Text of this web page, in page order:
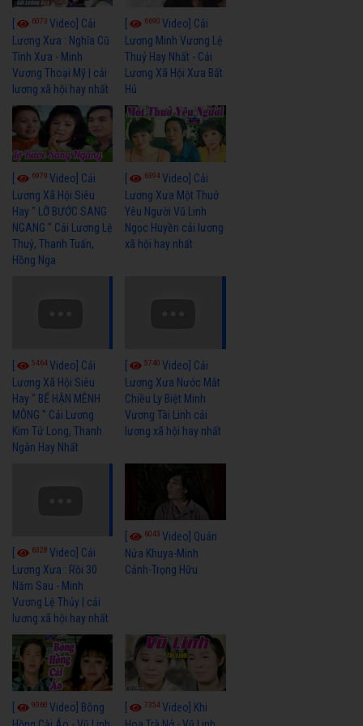
6073 Video] Cải
Lương Xưa : Nghĩa Cũ
Tình Xưa - Minh
Vương Thoại Mỹ | cải
lương xã hội hay nhất
6690Video] Cải
Lương Minh Vương Lệ
Thuỷ Hay Nhất - Cải
Lương Xã Hội Xưa Bất
Hủ
6979 Video] Cải
Lương Xã Hội Siêu
Hay " LỠ BƯỚC SANG
NGANG " Cải Lương Lệ
Thuỷ, Thanh Tuấn,
Hồng Nga
6394Video] Cải
Lương Xưa Một Thuở
Yêu Người Vũ Linh
Ngọc Huyền cải lương
xã hội hay nhất
5464Video] Cải
Lương Xã Hội Siêu
Hay " BỂ HẬN MÊNH
MÔNG " Cải Lương
Kim Tử Long, Thanh
Ngân Hay Nhất
5740Video] Cải
Lương Xưa Nước Mắt
Chiều Ly Biệt Minh
Vương Tài Linh cải
lương xã hội hay nhất
6328 Video] Cải
Lương Xưa : Rồi 30
Năm Sau - Minh
Vương Lệ Thủy | cải
lương xã hội hay nhất
6043Video] Quán
Nửa Khuya-Minh
Cảnh-Trọng Hữu
9060 Video] Bông
7354Video] Khi